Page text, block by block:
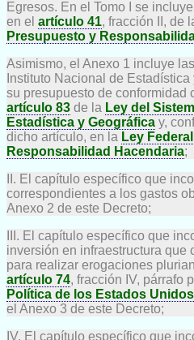
Egresos. En el Tomo I se
en el artículo 41, fracción II, de
Presupuesto y
Asimismo, el Anexo 1 incluye
Instituto Nacional de
su presupuesto de conformidad
artículo 83 de la Ley del
Estadística y Geográfica y,
dicho artículo, en la Ley
Responsabilidad Hacendaria;
II. El capítulo específico que
correspondientes a los gastos
Anexo 2 de este Decreto;
III. El capítulo específico que
inversión en infraestructura que
para realizar erogaciones
artículo 74, fracción IV, párrafo
Política de los Estados
el Anexo 3 de este Decreto;
IV. El capítulo específico que